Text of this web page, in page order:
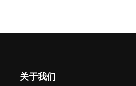
关于我们